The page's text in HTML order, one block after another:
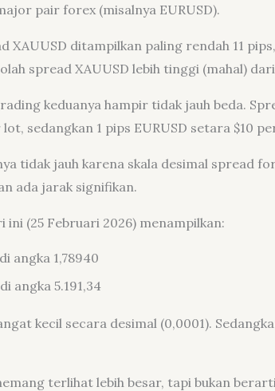
pair forex (misalnya EURUSD).
XAUUSD ditampilkan paling rendah 11
spread XAUUSD lebih tinggi (mahal)
keduanya hampir tidak jauh beda.
sedangkan 1 pips EURUSD setara $10
tidak jauh karena skala desimal spread
ada jarak signifikan.
ini (25 Februari 2026) menampilkan:
angka 1,78940
angka 5.191,34
kecil secara desimal (0,0001).
terlihat lebih besar, tapi bukan